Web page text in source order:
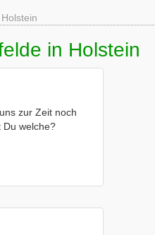
in Holstein
zur Zeit noch
Du welche?